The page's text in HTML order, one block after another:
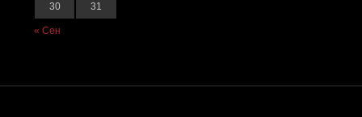
« Сен
30 31